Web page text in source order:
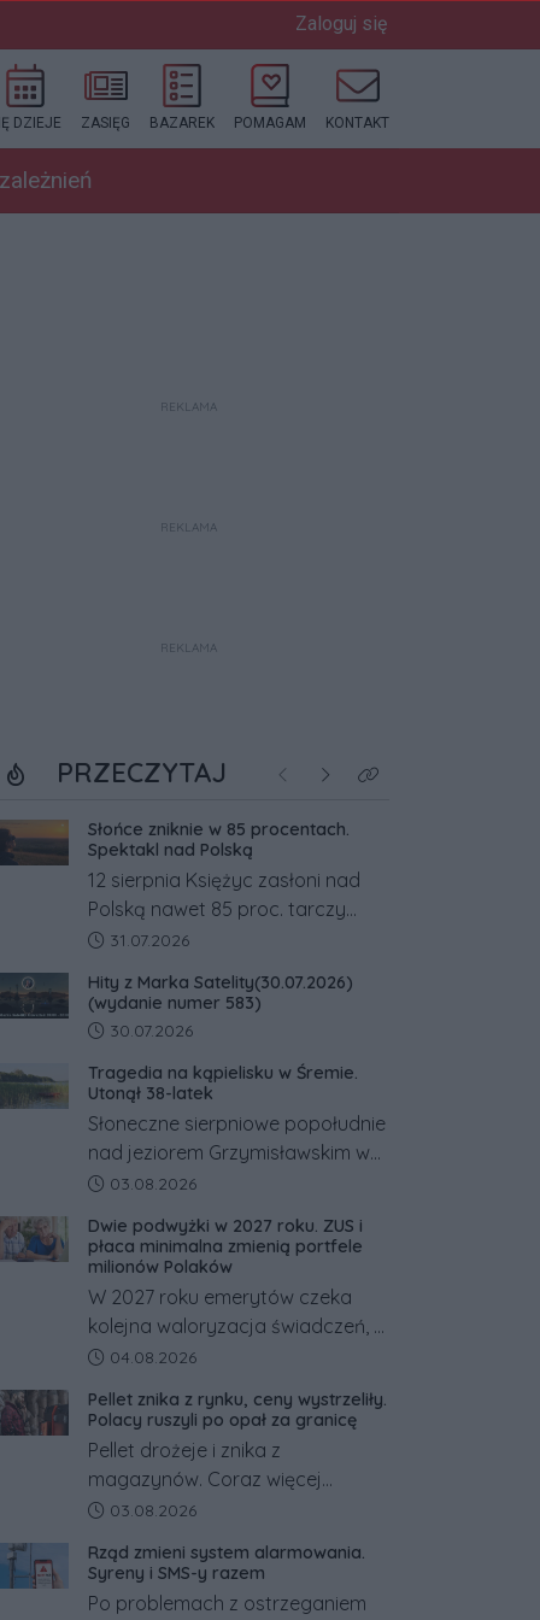
Zaloguj się
DZIEJE ZASIĘG BAZAREK POMAGAM KONTAKT
REKLAMA
REKLAMA
REKLAMA
PRZECZYTAJ Poprzednie
NastępneKliknij aby zobaczyć
Słońce zniknie w 85 procentach.
Spektakl nad Polską
12 sierpnia Księżyc zasłoni nad
Polską nawet 85 proc. tarczy
Słońca. Największe zaćmienie od
zachodem.
Data dodania artykułu:
31.07.2026
Hity z Marka Satelity(30.07.2026)
(wydanie numer 583)
Data dodania artykułu:
30.07.2026
Tragedia na kąpielisku w Śremie.
Utonął 38-latek
Słoneczne sierpniowe popołudnie
nad jeziorem Grzymisławskim w
powiecie śremskim zakończyło
zdołały odwrócić nawet
natychmiastowe działania służb
ratunkowych.
Data dodania artykułu:
03.08.2026
Dwie podwyżki w 2027 roku. ZUS i
płaca minimalna zmienią portfele
milionów Polaków
W 2027 roku emerytów czeka
kolejna waloryzacja świadczeń, a
pracowników podwyżka płacy
tym zmianom zyskają.
Data dodania artykułu:
04.08.2026
Pellet znika z rynku, ceny wystrzeliły.
Polacy ruszyli po opał za granicę
Pellet drożeje i znika z
magazynów. Coraz więcej
Polaków szuka opału za granicą,
złotych tańszy niż w kraju. Co się
dzieje?
Data dodania artykułu:
03.08.2026
Rząd zmieni system alarmowania.
Syreny i SMS-y razem
Po problemach z ostrzeganiem